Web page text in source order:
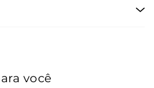
você